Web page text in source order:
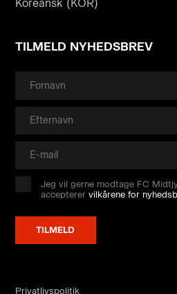
Koreansk (KOR)
TILMELD NYHEDSBREV
Jeg vil gerne modtage FC
accepterervilkårene for
Privatlivspolitik